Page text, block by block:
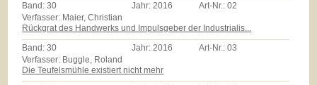
Band:30 Jahr:2016 Art-Nr.:02
Verfasser: Maier, Christian
Rückgrat des Handwerks und Impulsgeber der Industrialis...
Band:30 Jahr: 2016 Art-Nr.:03
Verfasser: Buggle, Roland
Die Teufelsmühle existiert nicht mehr